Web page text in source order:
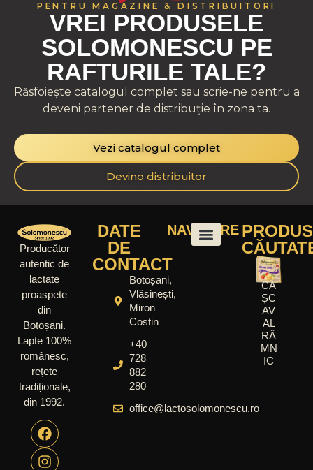
PENTRU MAGAZINE & DISTRIBUITORI
VREI PRODUSELE
SOLOMONESCU PE
RAFTURILE TALE?
Răsfoiește catalogul complet sau scrie-ne pentru a
deveni partener de distribuție în zona ta.
Vezi catalogul complet
Devino distribuitor
Producător
autentic de
lactate
proaspete
din
Botoșani.
Lapte 100%
românesc,
rețete
tradiționale,
din 1992.
DATE
DE
CONTACT
Botoșani,
Vlăsinești,
Miron
Costin
+40
728
882
280
office@lactosolomonescu.ro
NAVIGARE
CA
ȘC
AV
AL
RÂ
MN
IC